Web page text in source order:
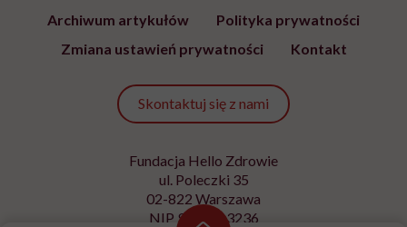
Archiwum artykułów
Polityka prywatności
Zmiana ustawień prywatności
Kontakt
Skontaktuj się z nami
Fundacja Hello Zdrowie
ul. Poleczki 35
02-822 Warszawa
NIP 9512613236